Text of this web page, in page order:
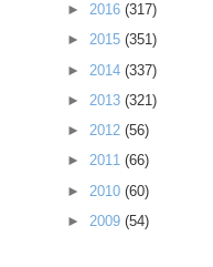
► 2016 (317)
► 2015 (351)
► 2014 (337)
► 2013 (321)
► 2012 (56)
► 2011 (66)
► 2010 (60)
► 2009 (54)